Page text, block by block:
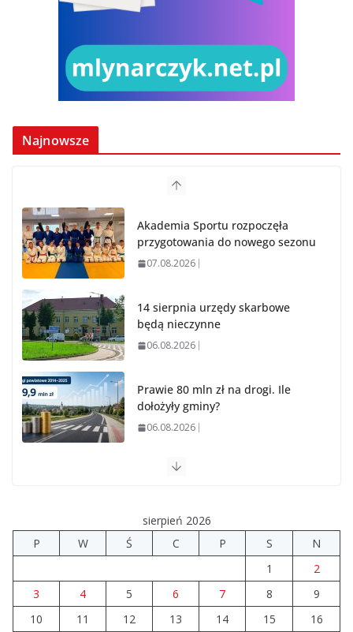
Najnowsze
Akademia Sportu rozpoczęła
przygotowania do nowego sezonu
07.08.2026
14 sierpnia urzędy skarbowe
będą nieczynne
06.08.2026
Prawie 80 mln zł na drogi. Ile
dołożyły gminy?
06.08.2026
Szkoła we Władysławowie
Prawie 20 tys. zł dla dyrektora
szpitala. Podwyżka mimo
finansowych problemów
04.08.2026
sierpień 2026
P
W Ś C P S
N
1
2
3
4 5 6 7 8
9
10
11 12 13 14 15
16